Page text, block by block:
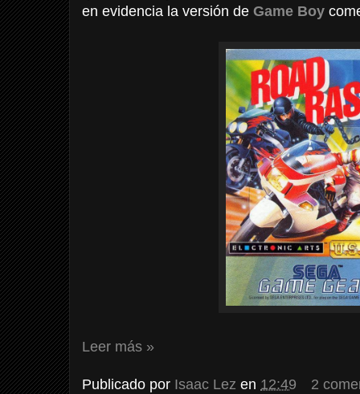
en evidencia la versión de Game Boy
Leer más »
Publicado por Isaac Lez en 12:49
2